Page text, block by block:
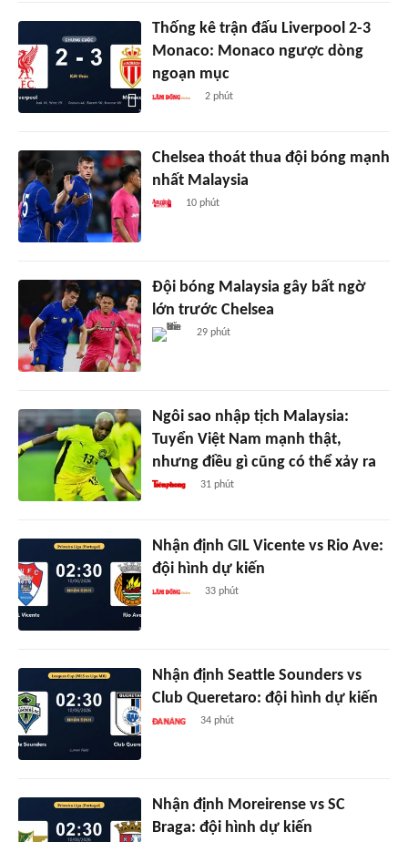
Thống kê trận đấu Liverpool 2-3
Monaco: Monaco ngược dòng
ngoạn mục
2 phút
Chelsea thoát thua đội bóng mạnh
nhất Malaysia
10 phút
Đội bóng Malaysia gây bất ngờ
lớn trước Chelsea
29 phút
Ngôi sao nhập tịch Malaysia:
Tuyển Việt Nam mạnh thật,
nhưng điều gì cũng có thể xảy ra
31 phút
Nhận định GIL Vicente vs Rio Ave:
đội hình dự kiến
33 phút
Nhận định Seattle Sounders vs
Club Queretaro: đội hình dự kiến
34 phút
Nhận định Moreirense vs SC
Braga: đội hình dự kiến